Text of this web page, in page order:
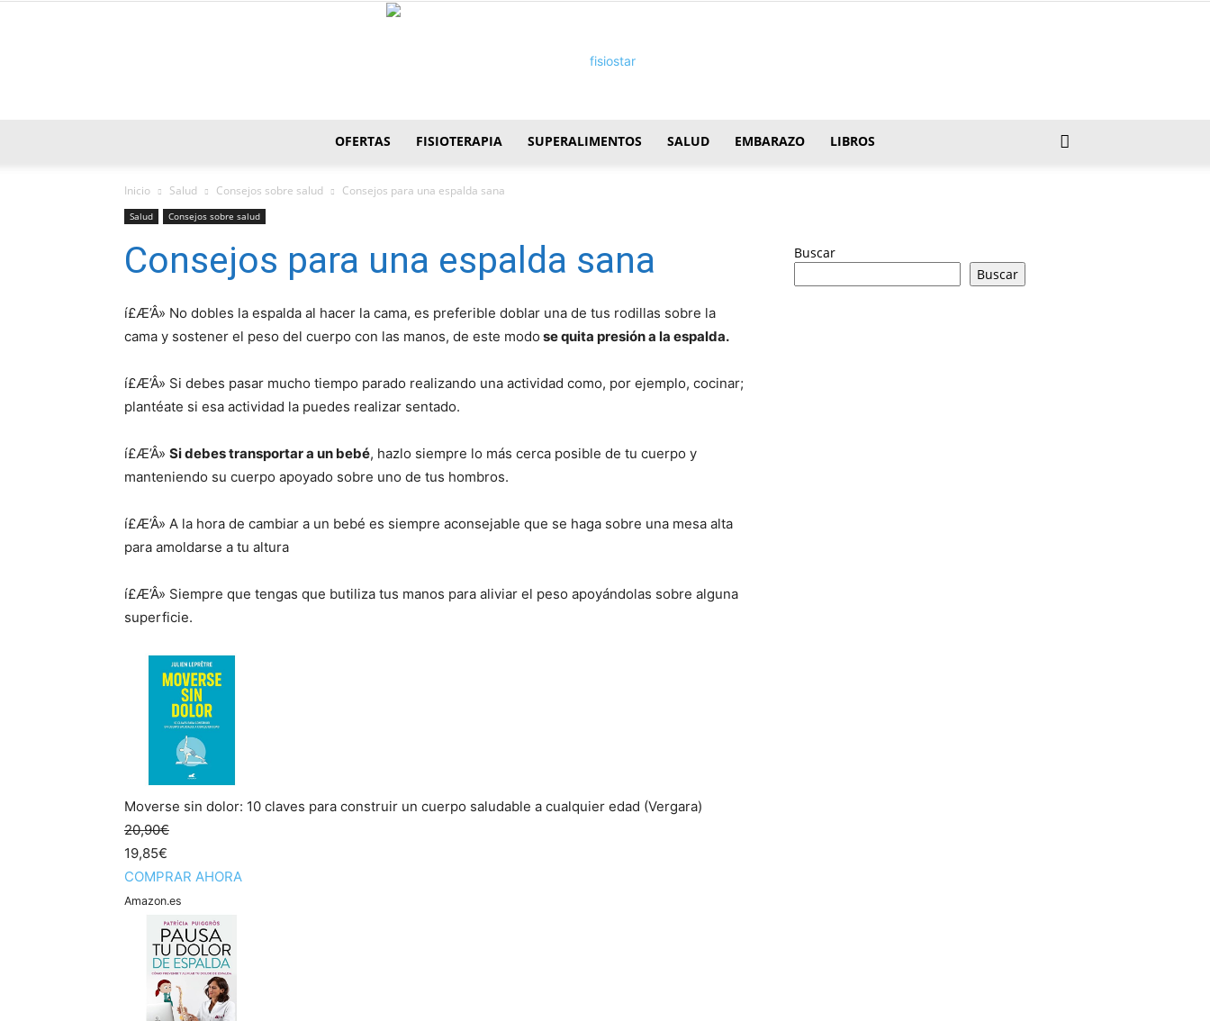
OFERTAS FISIOTERAPIA SUPERALIMENTOS SALUD EMBARAZO LIBROS
Inicio Salud Consejos sobre salud Consejos para una espalda sana
Salud Consejos sobre salud
Consejos para una espalda sana
í£Æ’Â» No dobles la espalda al hacer la cama, es preferible doblar una de tus rodillas sobre la
cama y sostener el peso del cuerpo con las manos, de este modo se quita presión a la espalda.
í£Æ’Â» Si debes pasar mucho tiempo parado realizando una actividad como, por ejemplo, cocinar;
plantéate si esa actividad la puedes realizar sentado.
í£Æ’Â» Si debes transportar a un bebé, hazlo siempre lo más cerca posible de tu cuerpo y
manteniendo su cuerpo apoyado sobre uno de tus hombros.
í£Æ’Â» A la hora de cambiar a un bebé es siempre aconsejable que se haga sobre una mesa alta
para amoldarse a tu altura
í£Æ’Â» Siempre que tengas que butiliza tus manos para aliviar el peso apoyándolas sobre alguna
superficie.
Moverse sin dolor: 10 claves para construir un cuerpo saludable a cualquier edad (Vergara)
20,90€
19,85€
COMPRAR AHORA
Amazon.es
Buscar
Buscar